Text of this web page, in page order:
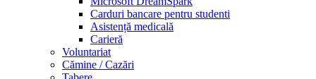
Carduri bancare pentru studenti
Asistență medicală
Carieră
Voluntariat
Cămine / Cazări